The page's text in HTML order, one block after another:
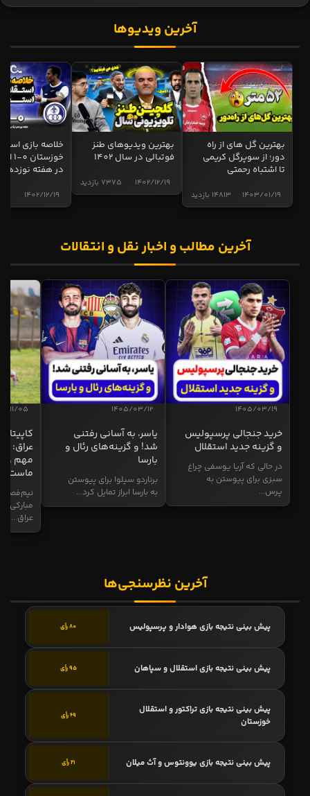
آخرین ویدیوها
بهترین گل های از راه
دور؛ از سوپرگل کریمی
تا اشتباه رحمتی
14813 بازدید 1403/01/19
بهترین ویدیوهای طنز
فوتبالی در سال 1402
7375 بازدید 1402/12/19
خلاصه بازی
در هفته نوزدهم
1402/12/19
آخرین مطالب و اخبار نقل و انتقالات
1405/03/19
خرید جنجالی پرسپولیس
و گزینه جدید استقلال
در حالی که آریا یوسفی چراغ
سبزی برای پیوستن به
پرس...
1405/03/12
یاسر، به آسانی رفتنی
شد! و گزینه‌های رئال و
بارسا
برناردو سیلوا برای پیوستن
به بارسا ابراز تمایل کرد...
11/05
عراق:
مهم و
ماست
نیم‌فصل
مبارکی
عراق...
آخرین نظرسنجی‌ها
پیش بینی نتیجه بازی هوادار و پرسپولیس 80 رأی
پیش بینی نتیجه بازی استقلال و سپاهان 95 رأی
پیش بینی نتیجه بازی تراکتور و استقلال
خوزستان
69 رأی
پیش بینی نتیجه بازی یوونتوس و آث میلان 21 رأی